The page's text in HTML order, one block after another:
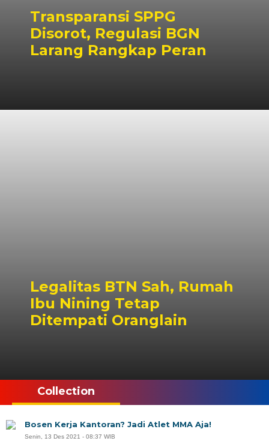
Transparansi SPPG
Disorot, Regulasi BGN
Larang Rangkap Peran
Legalitas BTN Sah, Rumah
Ibu Nining Tetap
Ditempati Oranglain
Collection
Bosen Kerja Kantoran? Jadi Atlet MMA Aja!
Senin, 13 Des 2021 - 08:37 WIB